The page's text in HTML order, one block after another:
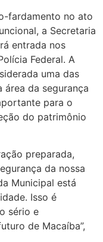
fardamento no ato
a Secretaria
entrada nos
Federal. A
uma das
área da segurança
para o
do patrimônio
preparada,
da nossa
Municipal está
Isso é
sério e
de Macaíba”,